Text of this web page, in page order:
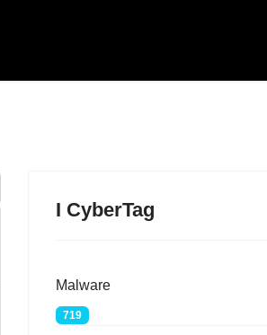
I CyberTag
Malware
719